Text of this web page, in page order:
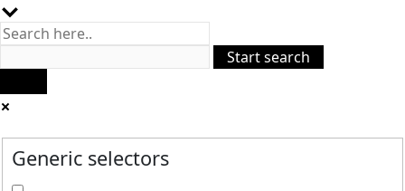
Generic selectors